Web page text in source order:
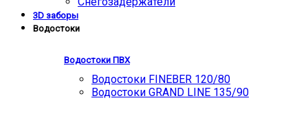
3D заборы
Водостоки
Водостоки ПВХ
Водостоки FINEBER 120/80
Водостоки GRAND LINE 135/90